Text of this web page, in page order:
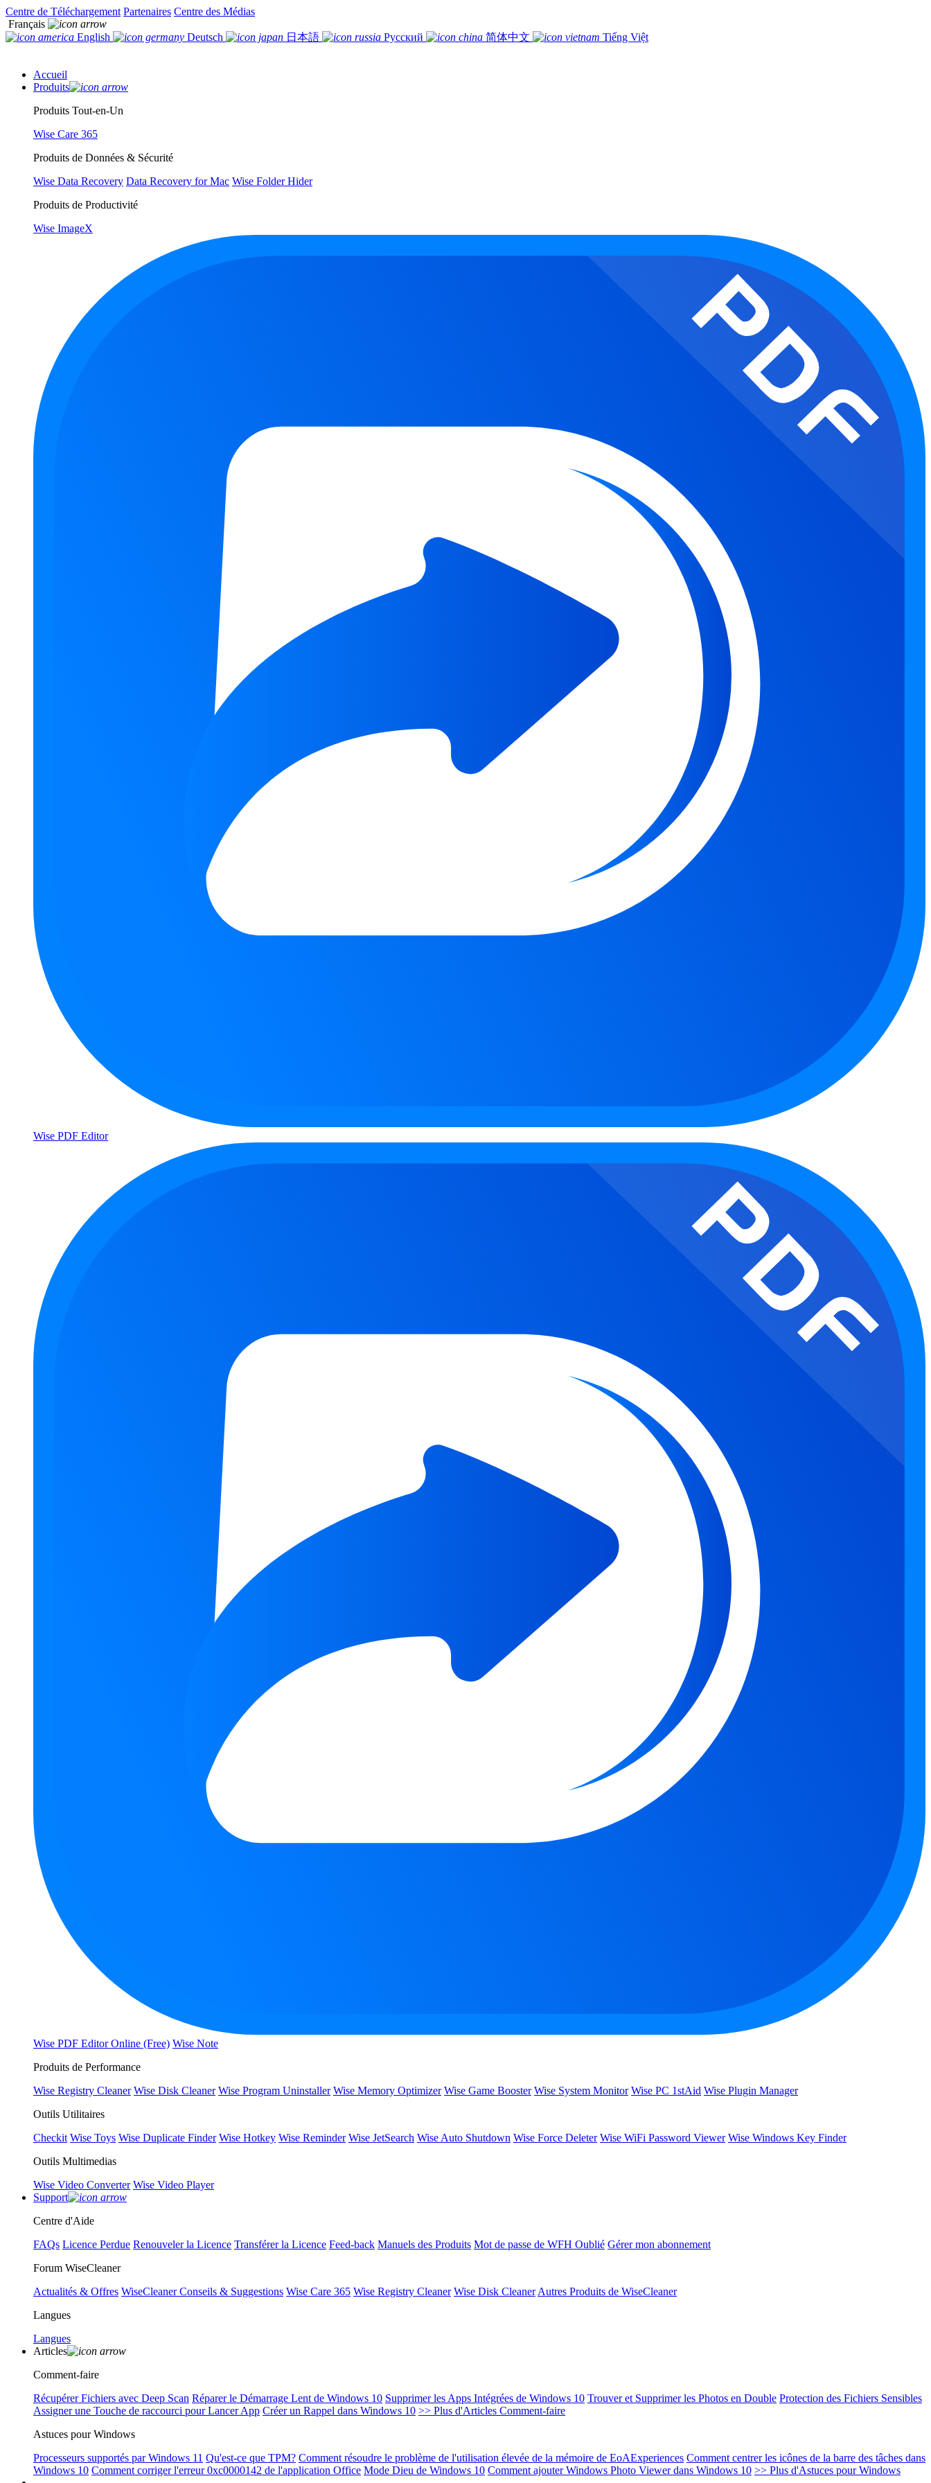
Centre de Téléchargement Partenaires Centre des Médias
Français
English
Deutsch 日本語 Русский 简体中文 Tiếng Việt
Accueil
Produits
Produits Tout-en-Un
Wise Care 365
Produits de Données & Sécurité
Wise Data Recovery Data Recovery for Mac Wise Folder Hider
Produits de Productivité
Wise ImageX
Wise PDF Editor
Wise PDF Editor Online (Free) Wise Note
Produits de Performance
Wise Registry Cleaner Wise Disk Cleaner Wise Program Uninstaller Wise Memory Optimizer Wise Game Booster Wise System Monitor Wise PC 1stAid Wise Plugin Manager
Outils Utilitaires
Checkit Wise Toys Wise Duplicate Finder Wise Hotkey Wise Reminder Wise JetSearch Wise Auto Shutdown Wise Force Deleter Wise WiFi Password Viewer Wise Windows Key Finder
Outils Multimedias
Wise Video Converter Wise Video Player
Support
Centre d'Aide
FAQs Licence Perdue Renouveler la Licence Transférer la Licence Feed-back Manuels des Produits Mot de passe de WFH Oublié Gérer mon abonnement
Forum WiseCleaner
Actualités & Offres WiseCleaner Conseils & Suggestions Wise Care 365 Wise Registry Cleaner Wise Disk Cleaner Autres Produits de WiseCleaner
Langues
Langues
Articles
Comment-faire
Récupérer Fichiers avec Deep Scan Réparer le Démarrage Lent de Windows 10 Supprimer les Apps Intégrées de Windows 10 Trouver et Supprimer les Photos en Double Protection des Fichiers Sensibles
Assigner une Touche de raccourci pour Lancer App Créer un Rappel dans Windows 10 >> Plus d'Articles Comment-faire
Astuces pour Windows
Processeurs supportés par Windows 11 Qu'est-ce que TPM? Comment résoudre le problème de l'utilisation élevée de la mémoire de EoAExperiences Comment centrer les icônes de la barre des tâches dans
Windows 10 Comment corriger l'erreur 0xc0000142 de l'application Office Mode Dieu de Windows 10 Comment ajouter Windows Photo Viewer dans Windows 10 >> Plus d'Astuces pour Windows